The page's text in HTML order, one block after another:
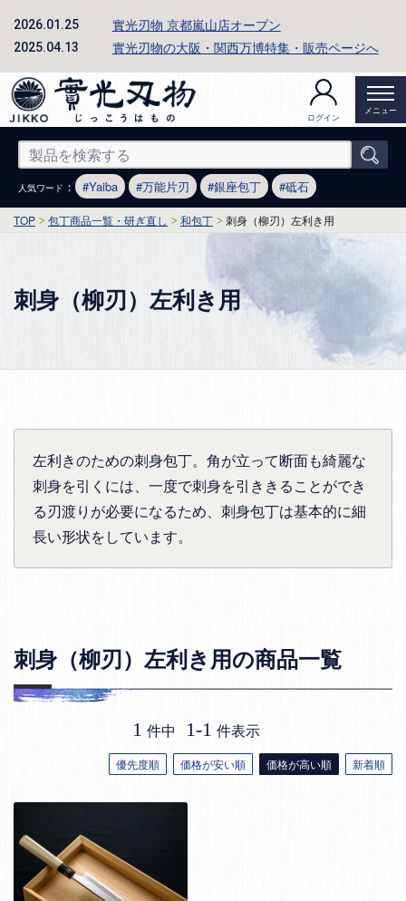
2026.01.25 實光刃物 京都嵐山店オープン
2025.04.13 實光刃物の大阪・関西万博特集・販売ページへ
ログイン
メニュー
人気ワード ： Yaiba 万能片刃 銀座包丁 砥石
TOP 包丁商品一覧・研ぎ直し 和包丁 刺身（柳刃）左利き用
刺身（柳刃）左利き用
左利きのための刺身包丁。角が立って断面も綺麗な
刺身を引くには、一度で刺身を引ききることができ
る刃渡りが必要になるため、刺身包丁は基本的に細
長い形状をしています。
刺身（柳刃）左利き用の商品一覧
優先度順 価格が安い順 価格が高い順 新着順
1 件中 1-1 件表示